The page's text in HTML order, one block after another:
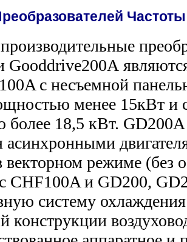
Gooddrive200А
с несъемной
менее 15кВт и
18,5 кВт. GD200А
асинхронными
векторном режиме (без
CHF100A и GD200,
систему
конструкции